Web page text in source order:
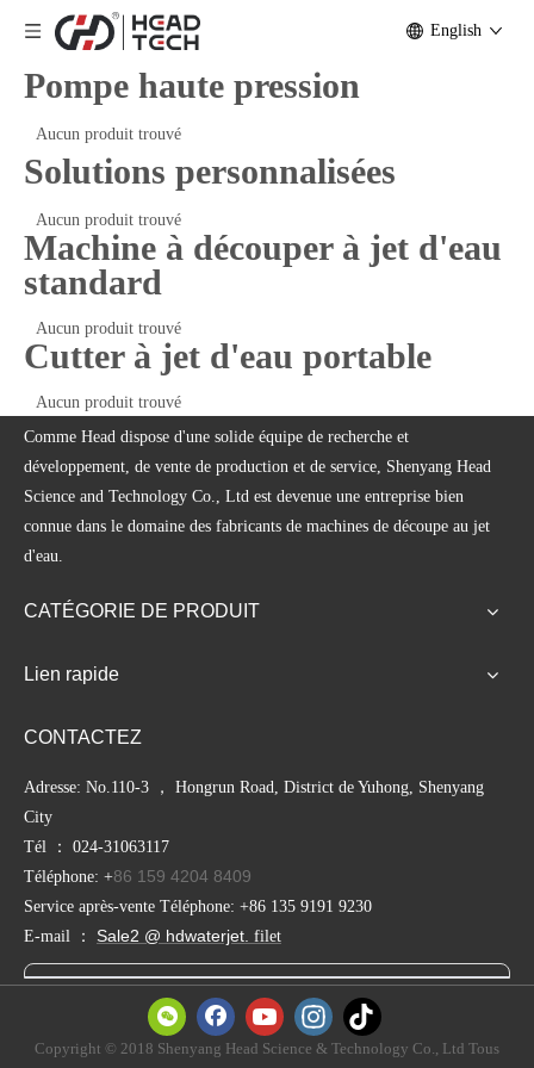
English
Pompe haute pression
Aucun produit trouvé
Solutions personnalisées
Aucun produit trouvé
Machine à découper à jet d'eau
standard
Aucun produit trouvé
Cutter à jet d'eau portable
Aucun produit trouvé
Comme Head dispose d'une solide équipe de recherche et
développement, de vente de production et de service, Shenyang Head
Science and Technology Co., Ltd est devenue une entreprise bien
connue dans le domaine des fabricants de machines de découpe au jet
d'eau.
CATÉGORIE DE PRODUIT
Lien rapide
CONTACTEZ
Adresse: No.110-3 ， Hongrun Road, District de Yuhong, Shenyang
City
Tél ： 024-31063117
Téléphone: +86 159 4204 8409
Service après-vente Téléphone: +86 135 9191 9230
E-mail ： Sale2 @ hdwaterjet. filet
Copyright © 2018 Shenyang Head Science & Technology Co., Ltd Tous